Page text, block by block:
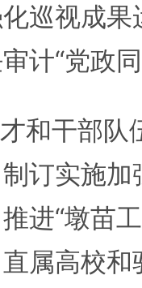
巡视成
计“党政
干部队
订实施
进“墩苗
属高校